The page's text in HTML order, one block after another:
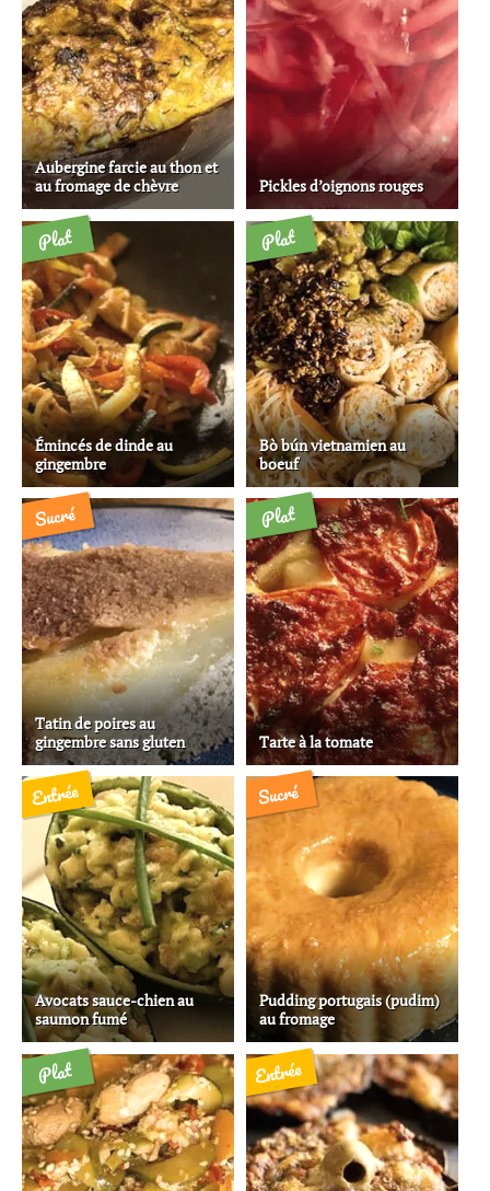
Aubergine farcie au thon et
au fromage de chèvre
Pickles d’oignons rouges
Plat
Émincés de dinde au
gingembre
Plat
Bò bún vietnamien au
boeuf
Sucré
Tatin de poires au
gingembre sans gluten
Plat
Tarte à la tomate
Entrée
Avocats sauce-chien au
saumon fumé
Sucré
Pudding portugais (pudim)
au fromage
Plat Entrée